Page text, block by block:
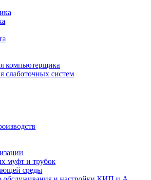
компьютерщика
слаботочных систем
муфт и трубок
среды